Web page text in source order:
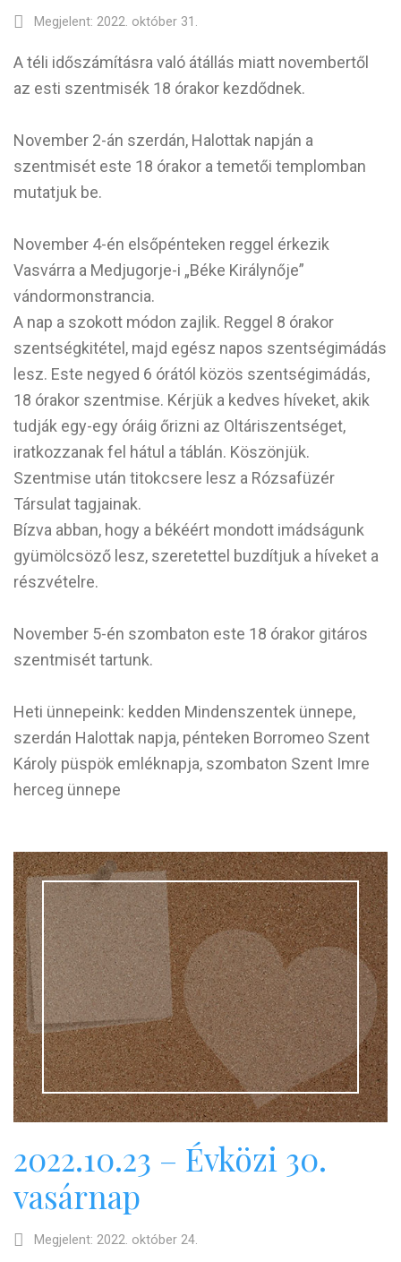
Megjelent: 2022. október 31.
A téli időszámításra való átállás miatt novembertől
az esti szentmisék 18 órakor kezdődnek.
November 2-án szerdán, Halottak napján a
szentmisét este 18 órakor a temetői templomban
mutatjuk be.
November 4-én elsőpénteken reggel érkezik
Vasvárra a Medjugorje-i „Béke Királynője”
vándormonstrancia.
A nap a szokott módon zajlik. Reggel 8 órakor
szentségkitétel, majd egész napos szentségimádás
lesz. Este negyed 6 órától közös szentségimádás,
18 órakor szentmise. Kérjük a kedves híveket, akik
tudják egy-egy óráig őrizni az Oltáriszentséget,
iratkozzanak fel hátul a táblán. Köszönjük.
Szentmise után titokcsere lesz a Rózsafüzér
Társulat tagjainak.
Bízva abban, hogy a békéért mondott imádságunk
gyümölcsöző lesz, szeretettel buzdítjuk a híveket a
részvételre.
November 5-én szombaton este 18 órakor gitáros
szentmisét tartunk.
Heti ünnepeink: kedden Mindenszentek ünnepe,
szerdán Halottak napja, pénteken Borromeo Szent
Károly püspök emléknapja, szombaton Szent Imre
herceg ünnepe
2022.10.23 – Évközi 30.
vasárnap
Megjelent: 2022. október 24.